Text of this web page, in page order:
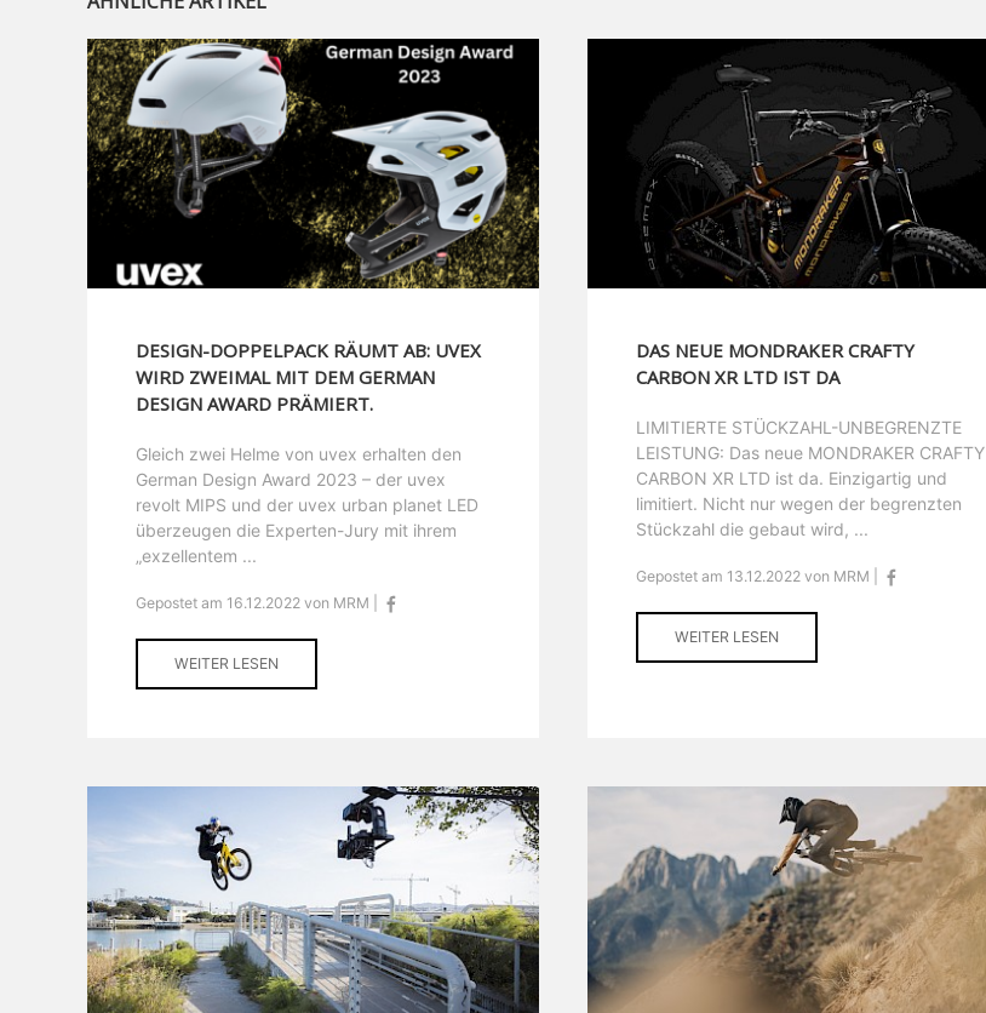
DESIGN-DOPPELPACK RÄUMT AB: UVEX
WIRD ZWEIMAL MIT DEM GERMAN
DESIGN AWARD PRÄMIERT.
Gleich zwei Helme von uvex erhalten den
German Design Award 2023 – der uvex
revolt MIPS und der uvex urban planet LED
überzeugen die Experten-Jury mit ihrem
„exzellentem ...
Gepostet am 16.12.2022 von MRM |
WEITER LESEN
DAS NEUE MONDRAKER CRAFTY
CARBON XR LTD IST DA
LIMITIERTE STÜCKZAHL-UNBEGRENZTE
LEISTUNG: Das neue MONDRAKER CRAFTY
CARBON XR LTD ist da. Einzigartig und
limitiert. Nicht nur wegen der begrenzten
Stückzahl die gebaut wird, ...
Gepostet am 13.12.2022 von MRM |
WEITER LESEN